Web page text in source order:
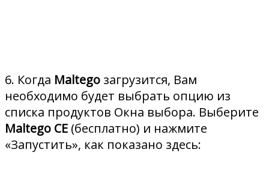
6. Когда Maltego загрузится, Вам
необходимо будет выбрать опцию из
списка продуктов Окна выбора. Выберите
Maltego CE (бесплатно) и нажмите
«Запустить», как показано здесь: